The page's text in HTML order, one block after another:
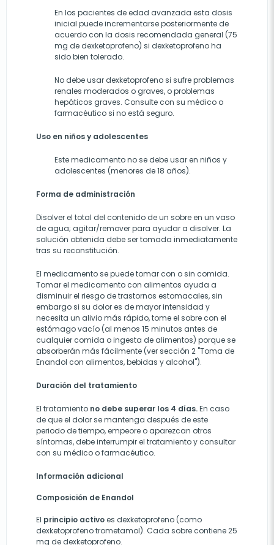
En los pacientes de edad avanzada esta dosis
inicial puede incrementarse posteriormente de
acuerdo con la dosis recomendada general (75
mg de dexketoprofeno) si dexketoprofeno ha
sido bien tolerado.
No debe usar dexketoprofeno si sufre problemas
renales moderados o graves, o problemas
hepáticos graves. Consulte con su médico o
farmacéutico si no está seguro.
Uso en niños y adolescentes
Este medicamento no se debe usar en niños y
adolescentes (menores de 18 años).
Forma de administración
Disolver el total del contenido de un sobre en un vaso
de agua; agitar/remover para ayudar a disolver. La
solución obtenida debe ser tomada inmediatamente
tras su reconstitución.
El medicamento se puede tomar con o sin comida.
Tomar el medicamento con alimentos ayuda a
disminuir el riesgo de trastornos estomacales, sin
embargo si su dolor es de mayor intensidad y
necesita un alivio más rápido, tome el sobre con el
estómago vacío (al menos 15 minutos antes de
cualquier comida o ingesta de alimentos) porque se
absorberán más fácilmente (ver sección 2 "Toma de
Enandol con alimentos, bebidas y alcohol").
Duración del tratamiento
El tratamiento no debe superar los 4 días.En caso
de que el dolor se mantenga después de este
periodo de tiempo, empeore o aparezcan otros
síntomas, debe interrumpir el tratamiento y consultar
con su médico o farmacéutico.
Información adicional
Composición de Enandol
El principio activoes dexketoprofeno (como
dexketoprofeno trometamol). Cada sobre contiene 25
mg de dexketoprofeno.